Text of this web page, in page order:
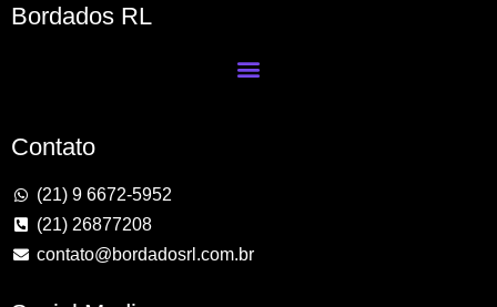
Bordados RL
Contato
(21) 9 6672-5952
(21) 26877208
contato@bordadosrl.com.br